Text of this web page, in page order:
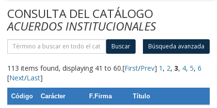
CONSULTA DEL CATÁLOGO
ACUERDOS INSTITUCIONALES
Buscar Búsqueda avanzada
113 items found, displaying 41 to 60.[First/Prev] 1 , 2, 3, 4, 5, 6
[Next/Last]
Código Carácter F.Firma Título